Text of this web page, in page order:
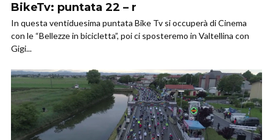
BikeTv: puntata 22 – r
In questa ventiduesima puntata Bike Tv si occuperà di Cinema
con le “Bellezze in bicicletta”, poi ci sposteremo in Valtellina con
Gigi...